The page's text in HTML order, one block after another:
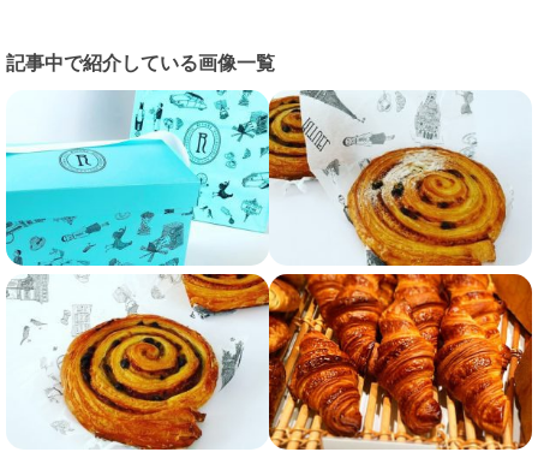
記事中で紹介している画像一覧